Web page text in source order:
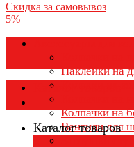
Скидка за самовывоз
5%
Наклейки на
Колпаки на
Колпачки на
Вентили для
Каталог товаров
Каталог товаров